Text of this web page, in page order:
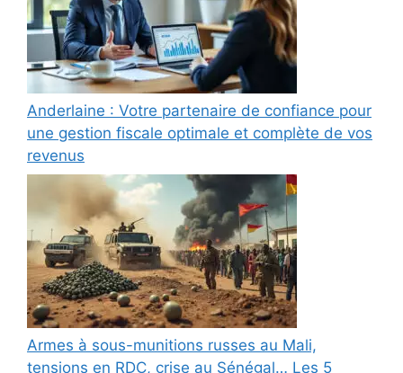
Anderlaine : Votre partenaire de confiance pour
une gestion fiscale optimale et complète de vos
revenus
Armes à sous-munitions russes au Mali,
tensions en RDC, crise au Sénégal… Les 5